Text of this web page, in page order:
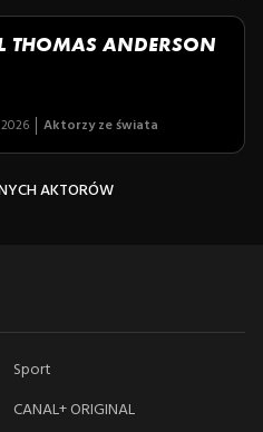
THOMAS ANDERSON
Aktorzy ze świata
AKTORÓW
Sport
CANAL+ ORIGINAL